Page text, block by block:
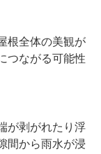
根全体の美観が
つながる可能性
が剥がれたり浮
間から雨水が浸